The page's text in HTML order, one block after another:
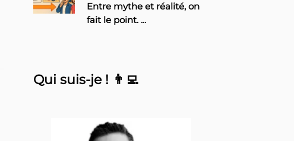
Entre mythe et réalité, on
fait le point. ...
Qui suis-je ! 👨‍💻